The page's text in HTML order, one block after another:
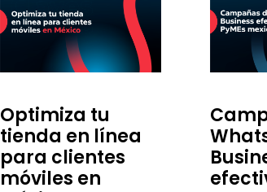
Optimiza tu
tienda en línea
para clientes
móviles en